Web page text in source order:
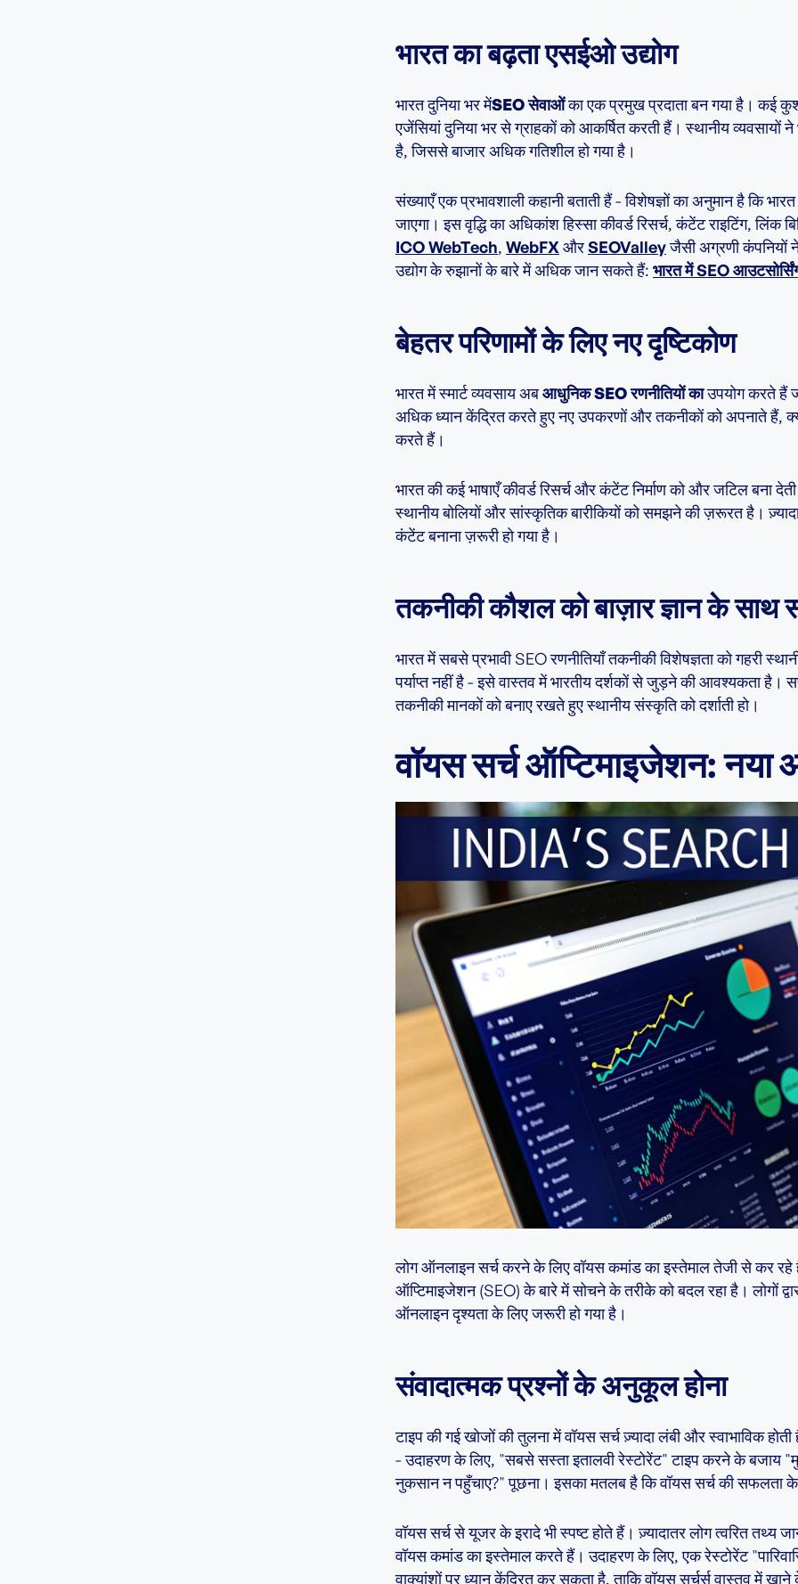
भारत का बढ़ता एसईओ उद्योग
भारत दुनिया भर मेंSEO सेवाओंका एक प्रमुख प्रदाता बन गया है। कई
एजेंसियां दुनिया भर से ग्राहकों को आकर्षित करती हैं। स्थानीय
है, जिससे बाजार अधिक गतिशील हो गया है।
संख्याएँ एक प्रभावशाली कहानी बताती हैं - विशेषज्ञों का अनुमान है कि
जाएगा। इस वृद्धि का अधिकांश हिस्सा कीवर्ड रिसर्च, कंटेंट राइटिंग,
ICO WebTech, WebFX औरSEOValleyजैसी अग्रणी कंपनियों
उद्योग के रुझानों के बारे में अधिक जान सकते हैं: भारत में SEO
बेहतर परिणामों के लिए नए दृष्टिकोण
भारत में स्मार्ट व्यवसाय अबआधुनिक SEO रणनीतियों काउपयोग करते हैं
अधिक ध्यान केंद्रित करते हुए नए उपकरणों और तकनीकों को अपनाते हैं,
करते हैं।
भारत की कई भाषाएँ कीवर्ड रिसर्च और कंटेंट निर्माण को और जटिल बना
स्थानीय बोलियों और सांस्कृतिक बारीकियों को समझने की ज़रूरत है।
कंटेंट बनाना ज़रूरी हो गया है।
तकनीकी कौशल को बाज़ार ज्ञान के साथ
भारत में सबसे प्रभावी SEO रणनीतियाँ तकनीकी विशेषज्ञता को गहरी
पर्याप्त नहीं है - इसे वास्तव में भारतीय दर्शकों से जुड़ने की आवश्यकता है।
तकनीकी मानकों को बनाए रखते हुए स्थानीय संस्कृति को दर्शाती हो।
वॉयस सर्च ऑप्टिमाइजेशन: नया
लोग ऑनलाइन सर्च करने के लिए वॉयस कमांड का इस्तेमाल तेजी से कर रहे
ऑप्टिमाइजेशन (SEO) के बारे में सोचने के तरीके को बदल रहा है। लोगों
ऑनलाइन दृश्यता के लिए जरूरी हो गया है।
संवादात्मक प्रश्नों के अनुकूल होना
टाइप की गई खोजों की तुलना में वॉयस सर्च ज़्यादा लंबी और स्वाभाविक
- उदाहरण के लिए, "सबसे सस्ता इतालवी रेस्टोरेंट" टाइप करने के बजाय
नुकसान न पहुँचाए?" पूछना। इसका मतलब है कि वॉयस सर्च की सफलता
वॉयस सर्च से यूजर के इरादे भी स्पष्ट होते हैं। ज़्यादातर लोग त्वरित तथ्य
वॉयस कमांड का इस्तेमाल करते हैं। उदाहरण के लिए, एक रेस्टोरेंट
वाक्यांशों पर ध्यान केंद्रित कर सकता है, ताकि वॉयस सर्चर्स वास्तव